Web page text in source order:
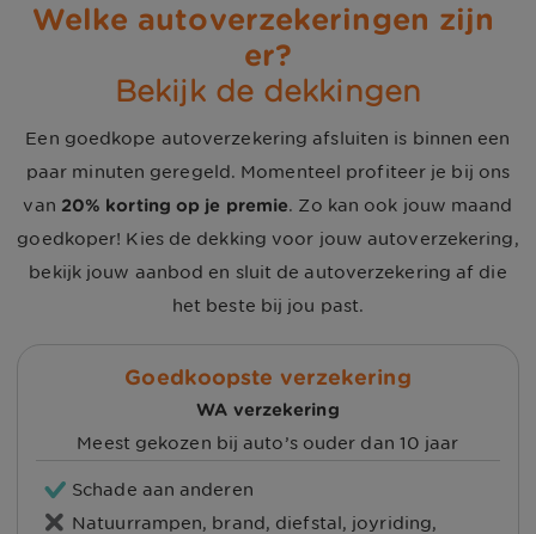
Welke autoverzekeringen zijn
er?
Bekijk de dekkingen
Een goedkope autoverzekering afsluiten is binnen een
paar minuten geregeld. Momenteel profiteer je bij ons
van 20% korting op je premie. Zo kan ook jouw maand
goedkoper! Kies de dekking voor jouw autoverzekering,
bekijk jouw aanbod en sluit de autoverzekering af die
het beste bij jou past.
Goedkoopste verzekering
WA verzekering
Meest gekozen bij auto’s ouder dan 10 jaar
Schade aan anderen
Natuurrampen, brand, diefstal, joyriding,